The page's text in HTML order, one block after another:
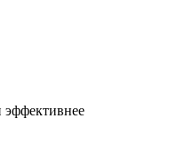
эффективнее